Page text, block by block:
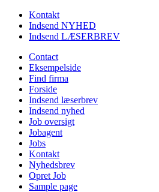
Kontakt
Indsend NYHED
Indsend LÆSERBREV
Contact
Eksempelside
Find firma
Forside
Indsend læserbrev
Indsend nyhed
Job oversigt
Jobagent
Jobs
Kontakt
Nyhedsbrev
Opret Job
Sample page